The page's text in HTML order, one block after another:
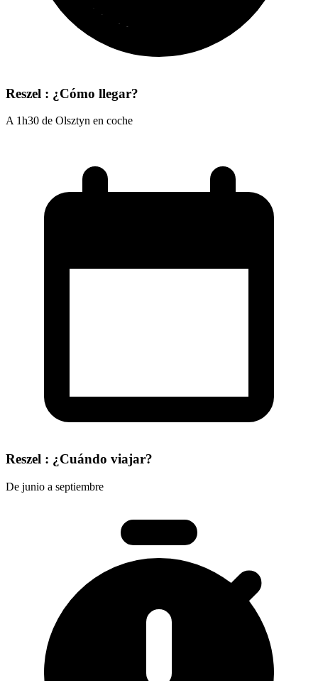
Reszel : ¿Cómo llegar?
A 1h30 de Olsztyn en coche
Reszel : ¿Cuándo viajar?
De junio a septiembre